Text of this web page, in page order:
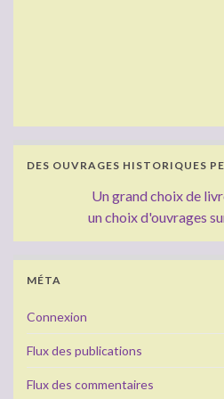
DES OUVRAGES HISTORIQUES
Un grand choix de
un choix d'ouvrages
MÉTA
Connexion
Flux des publications
Flux des commentaires